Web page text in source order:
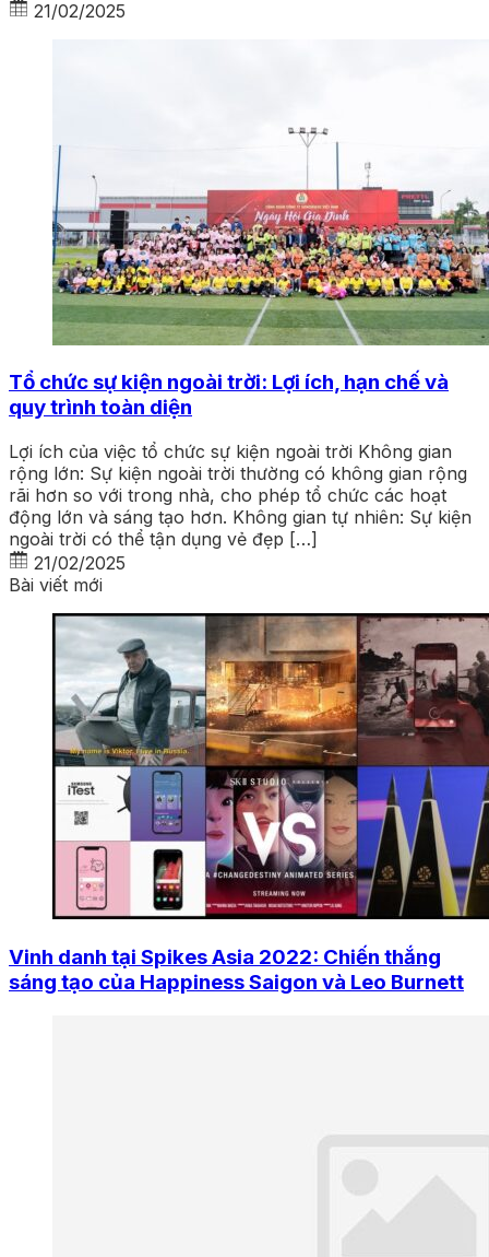
21/02/2025
Tổ chức sự kiện ngoài trời: Lợi ích, hạn chế và
quy trình toàn diện
Lợi ích của việc tổ chức sự kiện ngoài trời Không gian
rộng lớn: Sự kiện ngoài trời thường có không gian rộng
rãi hơn so với trong nhà, cho phép tổ chức các hoạt
động lớn và sáng tạo hơn. Không gian tự nhiên: Sự kiện
ngoài trời có thể tận dụng vẻ đẹp […]
21/02/2025
Bài viết mới
Vinh danh tại Spikes Asia 2022: Chiến thắng
sáng tạo của Happiness Saigon và Leo Burnett